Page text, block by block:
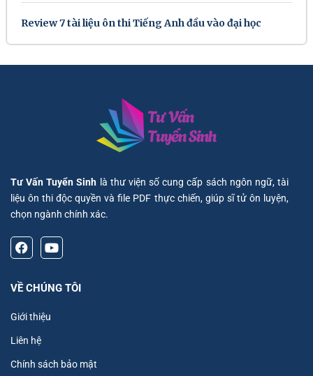
Review 7 tài liệu ôn thi Tiếng Anh đầu vào đại học
Tư Vấn Tuyển Sinh là thư viện số cung cấp sách ngôn ngữ, tài
liệu ôn thi độc quyền và file PDF thực chiến, giúp sĩ tử ôn luyện,
chọn ngành chính xác.
VỀ CHÚNG TÔI
Giới thiệu
Liên hệ
Chính sách bảo mật